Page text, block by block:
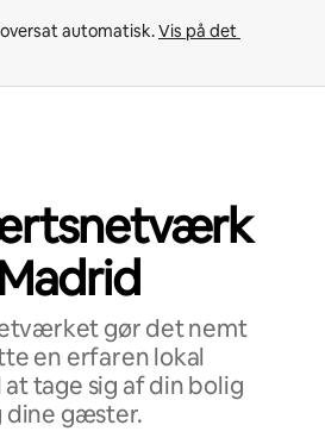
automatisk. Vis på det
gør det nemt
en erfaren lokal
tage sig af din bolig
dine gæster.